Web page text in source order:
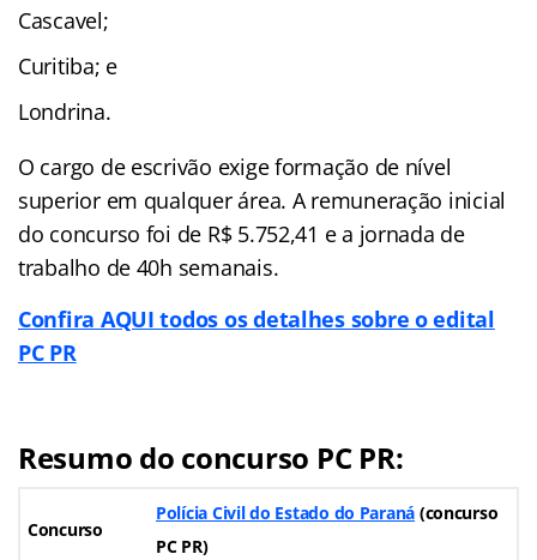
Cascavel;
Curitiba; e
Londrina.
O cargo de escrivão exige formação de nível
superior em qualquer área. A remuneração inicial
do concurso foi de R$ 5.752,41 e a jornada de
trabalho de 40h semanais.
Confira AQUI todos os detalhes sobre o edital
PC PR
Resumo do concurso PC PR:
Concurso
Polícia Civil do Estado do Paraná (concurso
PC PR)